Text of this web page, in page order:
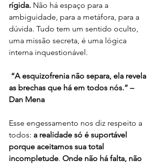
rígida. Não há espaço para a
ambiguidade, para a metáfora, para a
dúvida. Tudo tem um sentido oculto,
uma missão secreta, é uma lógica
interna inquestionável.
“A esquizofrenia não separa, ela revela
as brechas que há em todos nós.” –
Dan Mena
Esse engessamento nos diz respeito a
todos: a realidade só é suportável
porque aceitamos sua total
incompletude. Onde não há falta, não